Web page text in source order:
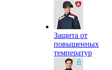
Защита от
повышенных
температур